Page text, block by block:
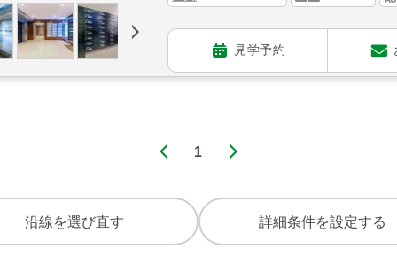
見学予約
1
沿線を選び直す 詳細条件を設定する